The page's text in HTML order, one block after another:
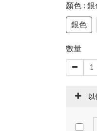
顏色 : 銀
銀色
數量
以